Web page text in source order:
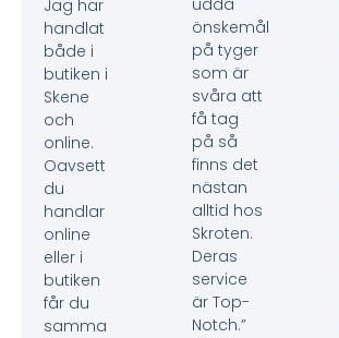
Jag har
handlat
både i
butiken i
Skene
och
online.
Oavsett
du
handlar
online
eller i
butiken
får du
samma
udda
önskemål
på tyger
som är
svåra att
få tag
på så
finns det
nästan
alltid hos
Skroten.
Deras
service
är Top-
Notch.”